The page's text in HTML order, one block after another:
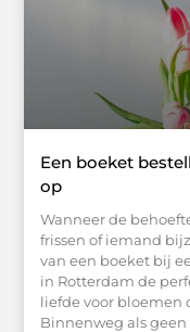
Een boeket
op
Wanneer de
frissen of iemand
van een boeket bij
in Rotterdam de
liefde voor bloemen
Binnenweg als